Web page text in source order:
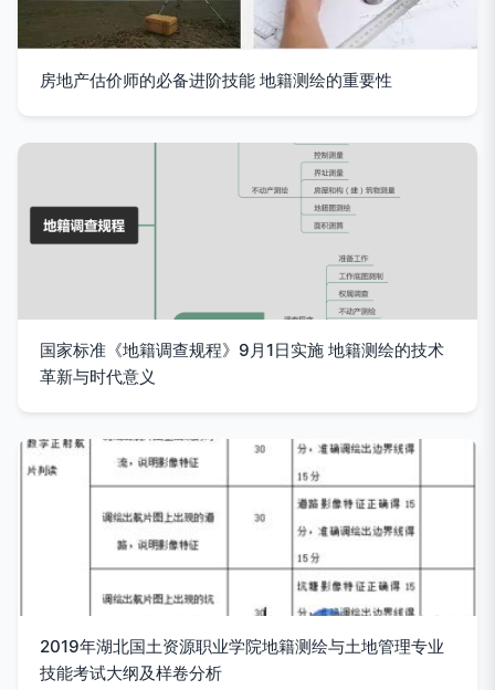
房地产估价师的必备进阶技能 地籍测绘的重要性
国家标准《地籍调查规程》9月1日实施 地籍测绘的技术
革新与时代意义
2019年湖北国土资源职业学院地籍测绘与土地管理专业
技能考试大纲及样卷分析